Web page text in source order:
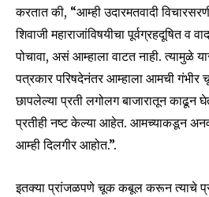
करतात की, “आम्ही उदारमतवादी
शिवाजी महाराजांविषयीचा पूर्वग्रहदूषित व
पोचावा, असं आम्हाला वाटत नाही. त्यामुळे
पत्रकार परिषदेनंतर आम्हाला आमची गंभीर
छापलेल्या प्रती लगोलग बाजारातून काढून
प्रतीही नष्ट केल्या आहेत. आमच्याकडून
आम्ही दिलगीर आहोत.”.
इतक्या प्रांजळपणे चूक कबूल करून त्याचे